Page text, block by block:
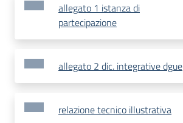
allegato 1 istanza di
partecipazione
allegato 2 dic. integrative dgue
relazione tecnico illustrativa